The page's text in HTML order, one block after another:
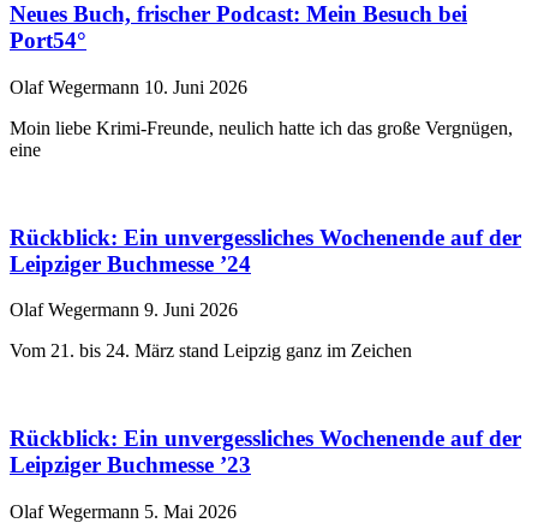
Neues Buch, frischer Podcast: Mein Besuch bei
Port54°
Olaf Wegermann 10. Juni 2026
Moin liebe Krimi-Freunde, neulich hatte ich das große Vergnügen,
eine
Rückblick: Ein unvergessliches Wochenende auf der
Leipziger Buchmesse ’24
Olaf Wegermann 9. Juni 2026
Vom 21. bis 24. März stand Leipzig ganz im Zeichen
Rückblick: Ein unvergessliches Wochenende auf der
Leipziger Buchmesse ’23
Olaf Wegermann 5. Mai 2026